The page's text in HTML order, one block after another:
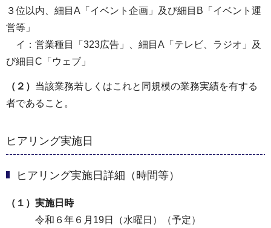
３位以内、細目A「イベント企画」及び細目B「イベント運
営等」
イ：営業種目「323広告」、細目A「テレビ、ラジオ」及
び細目C「ウェブ」
（２） 当該業務若しくはこれと同規模の業務実績を有する
者であること。
ヒアリング実施日
ヒアリング実施日詳細（時間等）
（１）実施日時
令和６年６月19日（水曜日）（予定）